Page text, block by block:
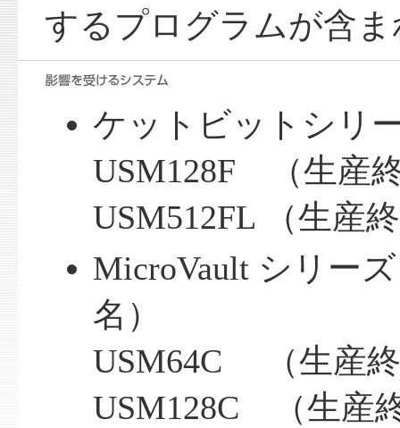
するプログラムが含
ケットビットシリ
USM128F （生産
USM512FL （生産
MicroVault シリー
名）
USM64C （生産
USM128C （生産